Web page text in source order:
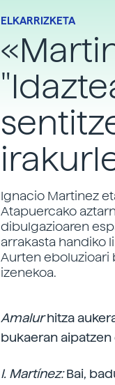
ELKARRIZKETA
Ignacio Martinez
Atapuercako
dibulgazioaren
arrakasta handiko
Aurten eboluzioari
izenekoa.
Amalurhitza
bukaeran
I. Martínez:Bai,